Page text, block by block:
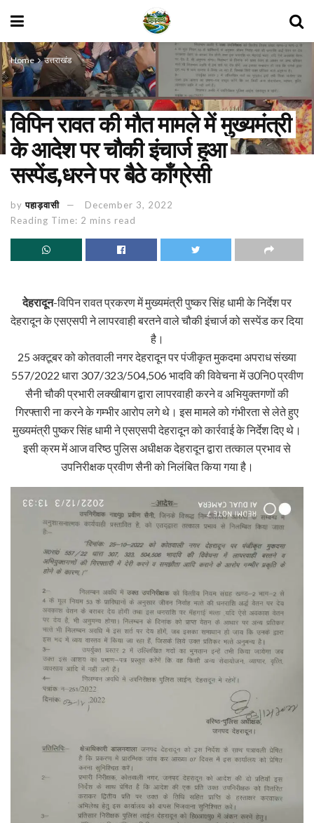
Home उत्तराखंड
विपिन रावत की मौत मामले में मुख्यमंत्री
के आदेश पर चौकी इंचार्ज हुआ
सस्पेंड,धरने पर बैठे कॉंग्रेसी
by पहाड़वासी
December 3, 2022
Reading Time: 2 mins read
देहरादून-विपिन रावत प्रकरण में मुख्यमंत्री पुष्कर सिंह धामी के निर्देश पर
देहरादून के एसएसपी ने लापरवाही बरतने वाले चौकी इंचार्ज को सस्पेंड कर दिया
है।
25 अक्टूबर को कोतवाली नगर देहरादून पर पंजीकृत मुकदमा अपराध संख्या
557/2022 धारा 307/323/504,506 भादवि की विवेचना में उ0नि0 प्रवीण
सैनी चौकी प्रभारी लक्खीबाग द्वारा लापरवाही करने व अभियुक्तगणों की
गिरफ्तारी ना करने के गम्भीर आरोप लगे थे। इस मामले को गंभीरता से लेते हुए
मुख्यमंत्री पुष्कर सिंह धामी ने एसएसपी देहरादून को कार्रवाई के निर्देश दिए थे।
इसी क्रम में आज वरिष्ठ पुलिस अधीक्षक देहरादून द्वारा तत्काल प्रभाव से
उपनिरीक्षक प्रवीण सैनी को निलंबित किया गया है।